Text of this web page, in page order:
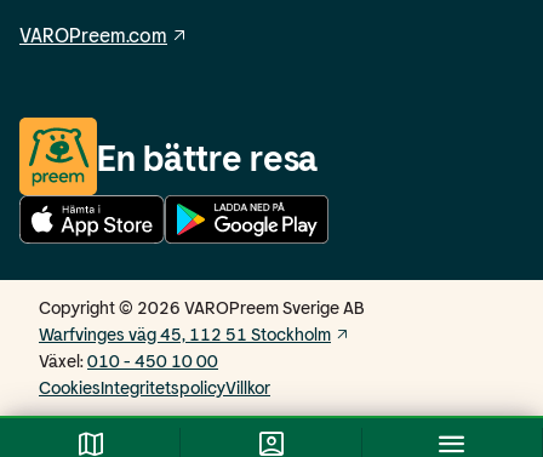
VAROPreem.com
En bättre resa
Copyright © 2026 VAROPreem Sverige AB
Warfvinges väg 45, 112 51 Stockholm
Växel:010 - 450 10 00
CookiesIntegritetspolicyVillkor